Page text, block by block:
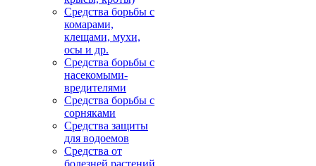
Средства борьбы с
комарами,
клещами, мухи,
осы и др.
Средства борьбы с
насекомыми-
вредителями
Средства борьбы с
сорняками
Средства защиты
для водоемов
Средства от
болезней растений